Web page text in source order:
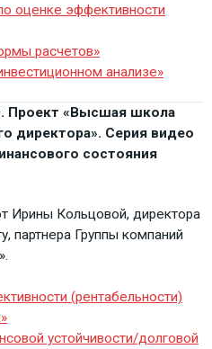
оценке эффективности
расчетов»
анализе»
Проект «Высшая школа
директора». Серия видео
состояния
Ирины Кольцовой, директора
партнера Группы компаний
(рентабельности)
устойчивости/долговой